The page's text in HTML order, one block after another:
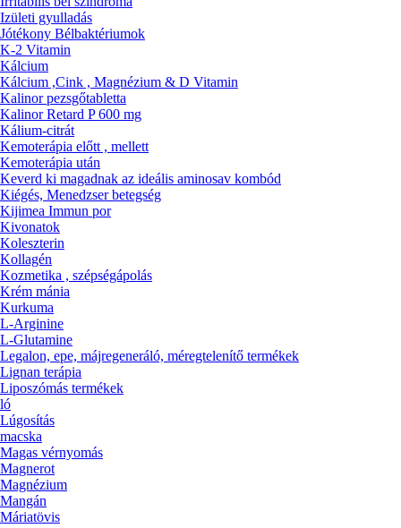
Izületi gyulladás
Jótékony Bélbaktériumok
K-2 Vitamin
Kálcium
Kálcium ,Cink , Magnézium & D Vitamin
Kalinor pezsgőtabletta
Kalinor Retard P 600 mg
Kálium-citrát
Kemoterápia előtt , mellett
Kemoterápia után
Keverd ki magadnak az ideális aminosav kombód
Kiégés, Menedzser betegség
Kijimea Immun por
Kivonatok
Koleszterin
Kollagén
Kozmetika , szépségápolás
Krém mánia
Kurkuma
L-Arginine
L-Glutamine
Legalon, epe, májregeneráló, méregtelenítő termékek
Lignan terápia
Liposzómás termékek
ló
Lúgosítás
macska
Magas vérnyomás
Magnerot
Magnézium
Mangán
Máriatövis